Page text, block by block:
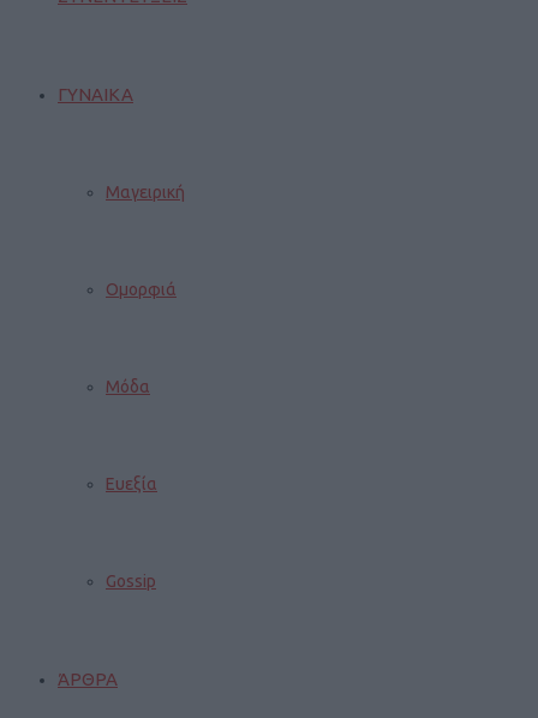
ΓΥΝΑΙΚΑ
Μαγειρική
Ομορφιά
Μόδα
Ευεξία
Gossip
ΆΡΘΡΑ